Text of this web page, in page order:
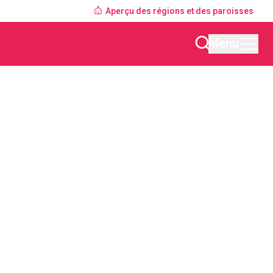
Aperçu des régions et des paroisses